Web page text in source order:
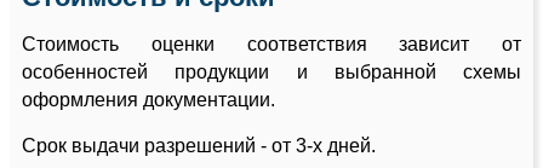
Стоимость оценки соответствия зависит от
особенностей продукции и выбранной схемы
оформления документации.
Срок выдачи разрешений - от 3-х дней.